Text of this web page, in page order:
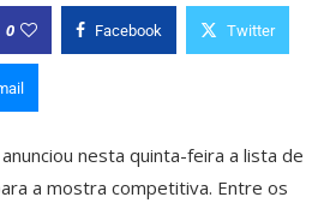
0 Facebook Twitter
nesta quinta-feira a lista de
a mostra competitiva. Entre os